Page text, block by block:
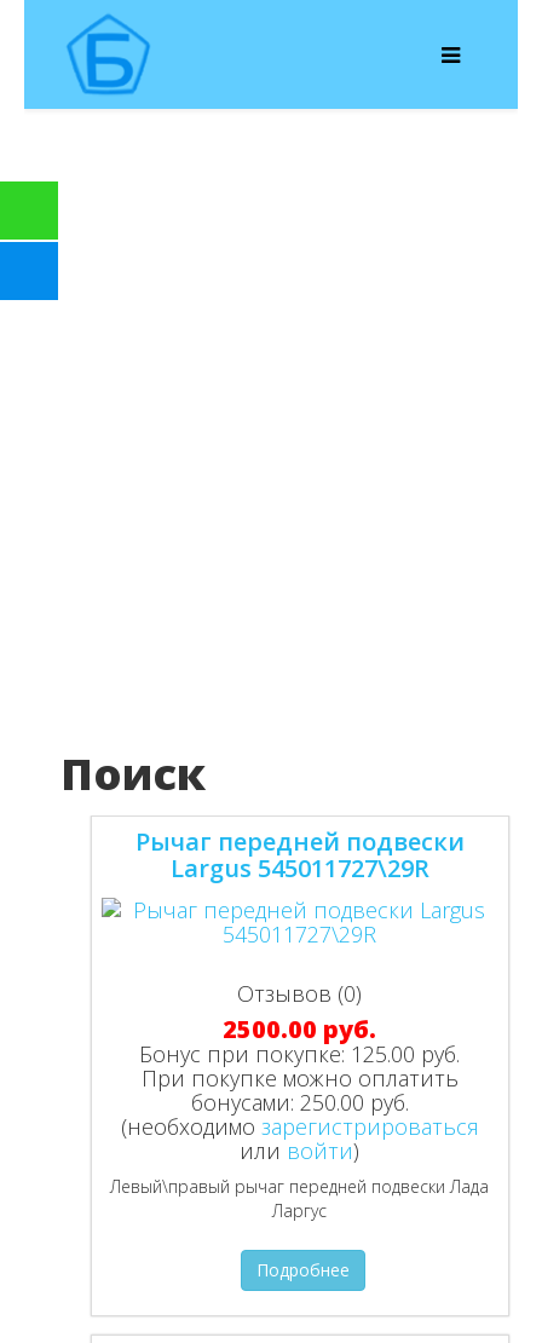
Поиск
Рычаг передней подвески
Largus 545011727\29R
Отзывов (0)
2500.00 руб.
Бонус при покупке: 125.00 руб.
При покупке можно оплатить
бонусами: 250.00 руб.
(необходимо зарегистрироваться
или войти)
Левый\правый рычаг передней подвески Лада
Ларгус
Подробнее